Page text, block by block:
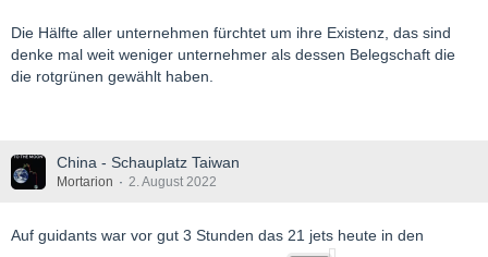
Die Hälfte aller unternehmen fürchtet um ihre Existenz, das sind
denke mal weit weniger unternehmer als dessen Belegschaft die
die rotgrünen gewählt haben.
China - Schauplatz Taiwan
Mortarion 2. August 2022
Auf guidants war vor gut 3 Stunden das 21 jets heute in den